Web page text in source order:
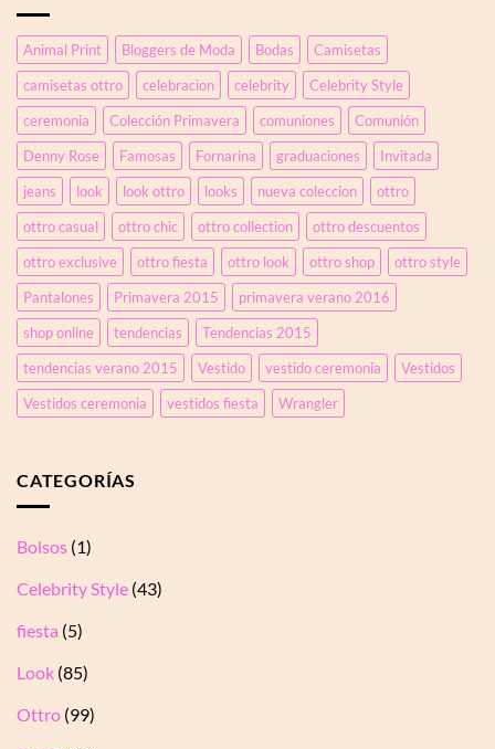
jeans
efecto
con
botón
joya
en
bajo
y
blusa
plisada
con
tul
transparente
pedrería
Animal Print Bloggers de Moda Bodas
Camisetas
camisetas ottro
celebracion celebrity
Celebrity Style
ceremonia
Colección Primavera comuniones
Comunión
Denny Rose
Famosas Fornarina graduaciones
Invitada
jeans
look look ottro looks nueva coleccion
ottro
ottro casual
ottro chic ottro collection
ottro descuentos
ottro exclusive
ottro fiesta ottro look ottro shop
ottro style
Pantalones
Primavera 2015
primavera verano 2016
shop online
tendencias
Tendencias 2015
tendencias verano 2015
Vestido vestido ceremonia
Vestidos
Vestidos ceremonia
vestidos fiesta Wrangler
CATEGORÍAS
Bolsos (1)
Celebrity Style (43)
fiesta (5)
Look (85)
Ottro (99)